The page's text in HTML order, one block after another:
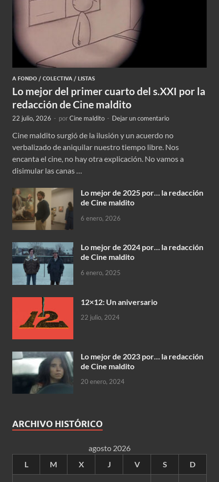
A FONDO / COLECTIVA / LISTAS
Lo mejor del primer cuarto del s.XXI por la
redacción de Cine maldito
22 julio, 2026 - porCine maldito - Dejar un comentario
Cine maldito surgió de la ilusión y un acuerdo no
verbalizado de aniquilar nuestro tiempo libre. Nos
encanta el cine, no hay otra explicación. No vamos a
disimular las canas …
Lo mejor de 2025 por… la redacción
de Cine maldito
6 enero, 2026
Lo mejor de 2024 por… la redacción
de Cine maldito
6 enero, 2025
12×12: Un aniversario
22 julio, 2024
Lo mejor de 2023 por… la redacción
de Cine maldito
20 enero, 2024
ARCHIVO HISTÓRICO
agosto 2026
L
M X J V S D